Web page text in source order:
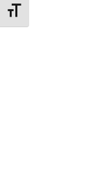
Toggle Font size